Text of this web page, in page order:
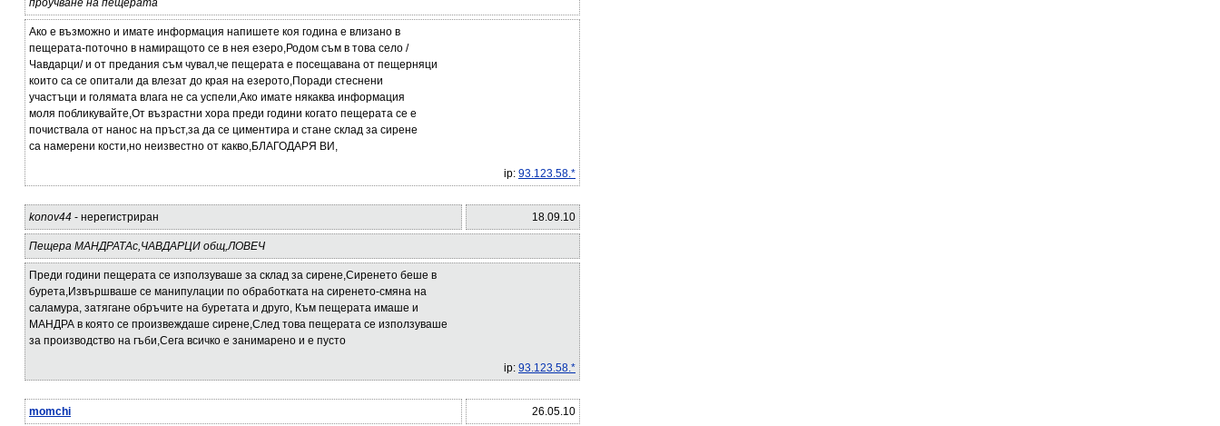
проучване на пещерата
Ако е възможно и имате информация напишете коя година е влизано в
пещерата-поточно в намиращото се в нея езеро,Родом съм в това село /
Чавдарци/ и от предания съм чувал,че пещерата е посещавана от пещерняци
които са се опитали да влезат до края на езерото,Поради стеснени
участъци и голямата влага не са успели,Ако имате някаква информация
моля побликувайте,От възрастни хора преди години когато пещерата се е
почиствала от нанос на пръст,за да се циментира и стане склад за сирене
са намерени кости,но неизвестно от какво,БЛАГОДАРЯ ВИ,
ip: 93.123.58.*
konov44 - нерегистриран 18.09.10
Пещера МАНДРАТАс,ЧАВДАРЦИ общ,ЛОВЕЧ
Преди години пещерата се използуваше за склад за сирене,Сиренето беше в
бурета,Извършваше се манипулации по обработката на сиренето-смяна на
саламура, затягане обръчите на буретата и друго, Към пещерата имаше и
МАНДРА в която се произвеждаше сирене,След това пещерата се използуваше
за производство на гъби,Сега всичко е занимарено и е пусто
ip: 93.123.58.*
momchi 26.05.10